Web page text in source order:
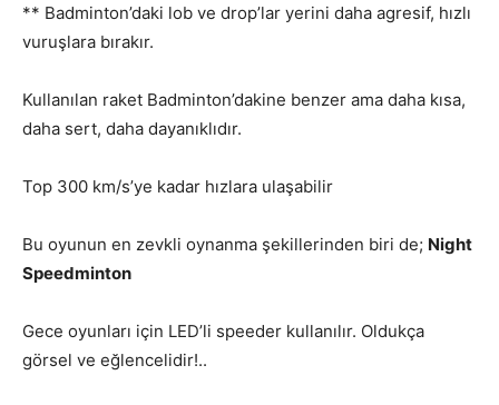
** Badminton’daki lob ve drop’lar yerini daha agresif, hızlı
vuruşlara bırakır.
Kullanılan raket Badminton’dakine benzer ama daha kısa,
daha sert, daha dayanıklıdır.
Top 300 km/s’ye kadar hızlara ulaşabilir
Bu oyunun en zevkli oynanma şekillerinden biri de; Night
Speedminton
Gece oyunları için LED’li speeder kullanılır. Oldukça
görsel ve eğlencelidir!..